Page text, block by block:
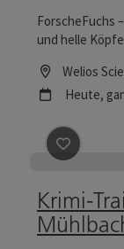
ForscheFuchs
und helle Köpfe
Location
Welios
Nächster
Heute,
Beitrag
Krimi-